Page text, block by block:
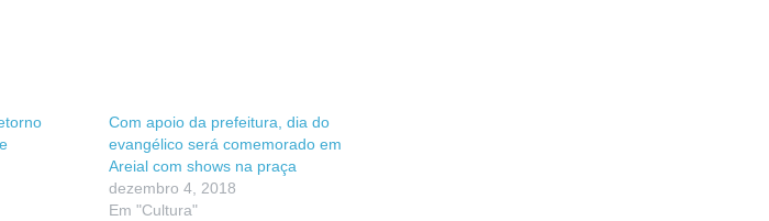
Com apoio da prefeitura, dia do
evangélico será comemorado em
Areial com shows na praça
dezembro 4, 2018
Em "Cultura"